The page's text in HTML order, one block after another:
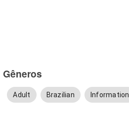
Gêneros
Adult Brazilian Information